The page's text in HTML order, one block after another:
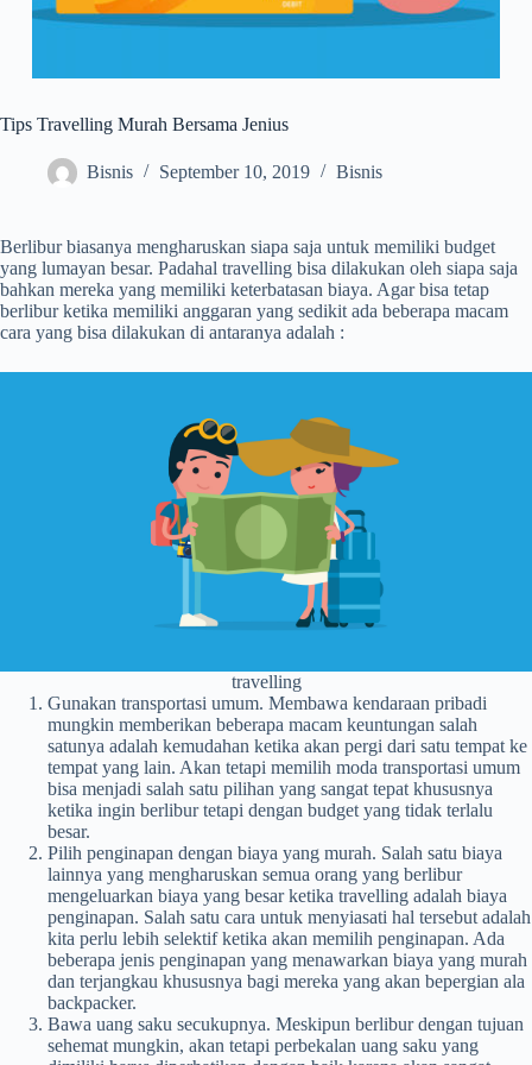
Tips Travelling Murah Bersama Jenius
Bisnis September 10, 2019 Bisnis
Berlibur biasanya mengharuskan siapa saja untuk memiliki budget
yang lumayan besar. Padahal travelling bisa dilakukan oleh siapa saja
bahkan mereka yang memiliki keterbatasan biaya. Agar bisa tetap
berlibur ketika memiliki anggaran yang sedikit ada beberapa macam
cara yang bisa dilakukan di antaranya adalah :
travelling
Gunakan transportasi umum. Membawa kendaraan pribadi
mungkin memberikan beberapa macam keuntungan salah
satunya adalah kemudahan ketika akan pergi dari satu tempat ke
tempat yang lain. Akan tetapi memilih moda transportasi umum
bisa menjadi salah satu pilihan yang sangat tepat khususnya
ketika ingin berlibur tetapi dengan budget yang tidak terlalu
besar.
Pilih penginapan dengan biaya yang murah. Salah satu biaya
lainnya yang mengharuskan semua orang yang berlibur
mengeluarkan biaya yang besar ketika travelling adalah biaya
penginapan. Salah satu cara untuk menyiasati hal tersebut adalah
kita perlu lebih selektif ketika akan memilih penginapan. Ada
beberapa jenis penginapan yang menawarkan biaya yang murah
dan terjangkau khususnya bagi mereka yang akan bepergian ala
backpacker.
Bawa uang saku secukupnya. Meskipun berlibur dengan tujuan
sehemat mungkin, akan tetapi perbekalan uang saku yang